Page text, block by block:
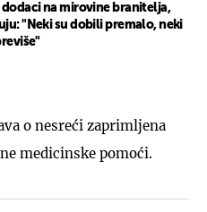
na mirovine branitelja,
"Neki su dobili premalo, neki
o nesreći zaprimljena
medicinske pomoći.